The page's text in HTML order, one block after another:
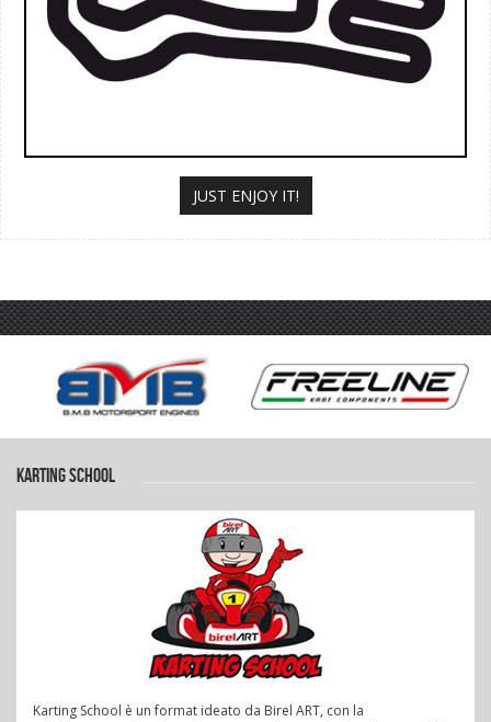
JUST ENJOY IT!
KARTING SCHOOL
Karting School è un format ideato da Birel ART, con la